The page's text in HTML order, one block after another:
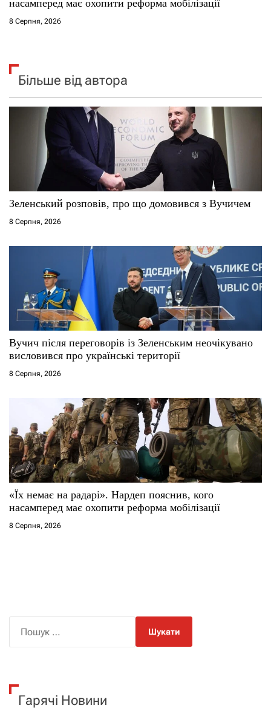
насамперед має охопити реформа мобілізації
8 Серпня, 2026
Більше від автора
Зеленський розповів, про що домовився з Вучичем
8 Серпня, 2026
Вучич після переговорів із Зеленським неочікувано
висловився про українські території
8 Серпня, 2026
«Їх немає на радарі». Нардеп пояснив, кого
насамперед має охопити реформа мобілізації
8 Серпня, 2026
к
Гарячі Новини